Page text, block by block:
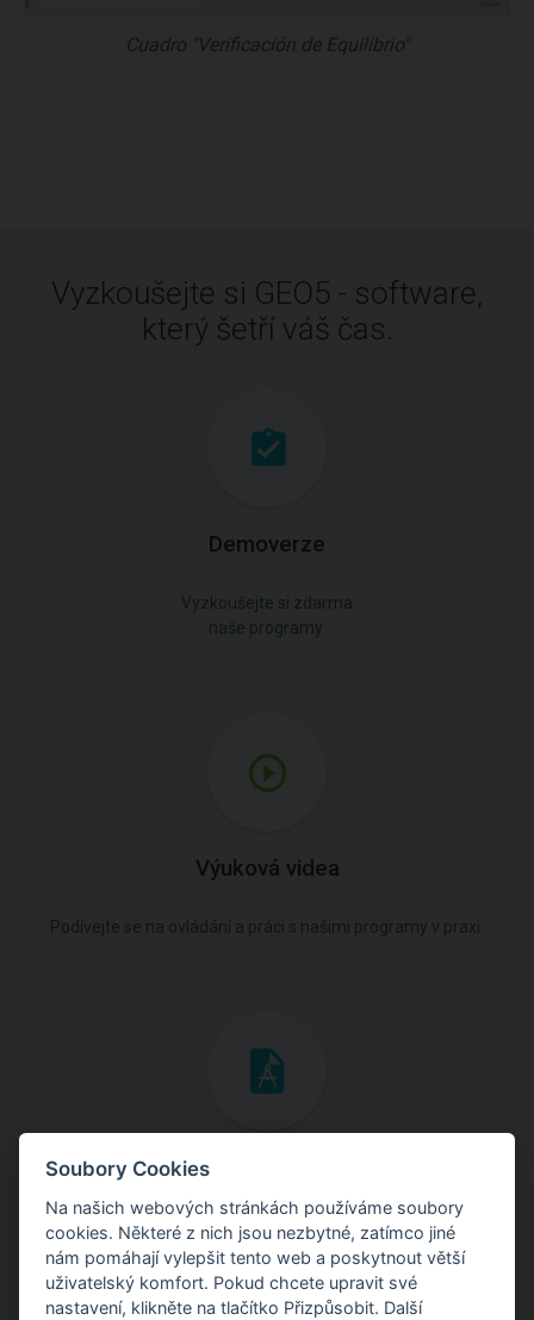
Cuadro "Verificación de Equilibrio"
Vyzkoušejte si GEO5 - software,
který šetří váš čas.
Demoverze
Výuková videa
Inženýrské manuály
Stáhněte si manuály s teoretickými i praktickými ukázkami
použití programů.
Soubory Cookies
Na našich webových stránkách používáme soubory
cookies. Některé z nich jsou nezbytné, zatímco jiné
nám pomáhají vylepšit tento web a poskytnout větší
uživatelský komfort. Pokud chcete upravit své
nastavení, klikněte na tlačítko Přizpůsobit. Další